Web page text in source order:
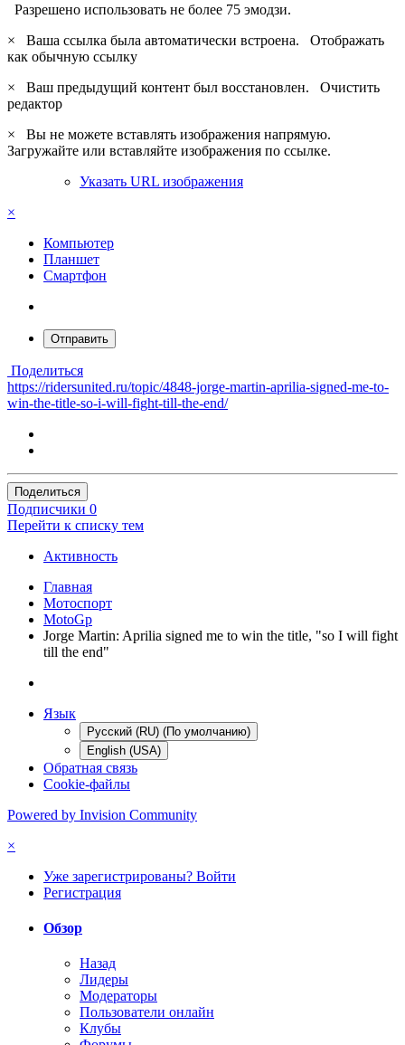
Разрешено использовать не более 75 эмодзи.
×
Ваша ссылка была автоматически встроена. Отображать
как обычную ссылку
×
Ваш предыдущий контент был восстановлен. Очистить
редактор
×
Вы не можете вставлять изображения напрямую.
Загружайте или вставляйте изображения по ссылке.
Указать URL изображения
×
Компьютер
Планшет
Смартфон
Отправить
Поделиться
https://ridersunited.ru/topic/4848-jorge-martin-aprilia-signed-me-to-
win-the-title-so-i-will-fight-till-the-end/
Поделиться
Подписчики 0
Перейти к списку тем
Активность
Главная
Мотоспорт
MotoGp
Jorge Martin: Aprilia signed me to win the title, "so I will fight
till the end"
Язык
Русский (RU) (По умолчанию)
English (USA)
Обратная связь
Cookie-файлы
Powered by Invision Community
×
Уже зарегистрированы? Войти
Регистрация
Обзор
Назад
Лидеры
Модераторы
Пользователи онлайн
Клубы